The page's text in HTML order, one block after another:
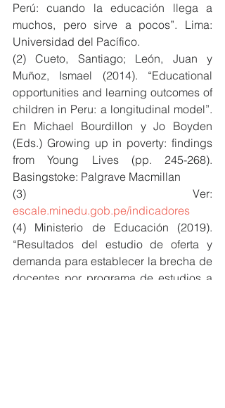
Perú: cuando la educación llega a
muchos, pero sirve a pocos”. Lima:
Universidad del Pacífico.
(2) Cueto, Santiago; León, Juan y
Muñoz, Ismael (2014). “Educational
opportunities and learning outcomes of
children in Peru: a longitudinal model”.
En Michael Bourdillon y Jo Boyden
(Eds.) Growing up in poverty: findings
from Young Lives (pp. 245-268).
Basingstoke: Palgrave Macmillan
escale.minedu.gob.pe/indicadores
(4) Ministerio de Educación (2019).
“Resultados del estudio de oferta y
demanda para establecer la brecha de
docentes por programa de estudios a